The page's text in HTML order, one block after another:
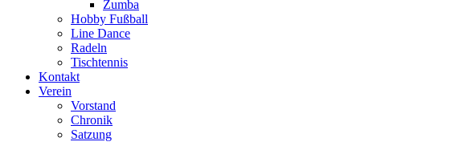
Zumba
Hobby Fußball
Line Dance
Radeln
Tischtennis
Kontakt
Verein
Vorstand
Chronik
Satzung